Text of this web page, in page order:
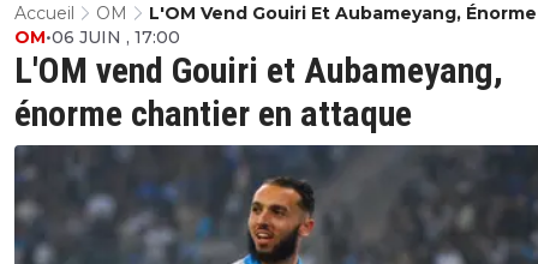
Accueil OM
L'OM Vend Gouiri Et Aubameyang, Énorme
Chantier En Attaque
L'OM vend Gouiri et Aubameyang,
énorme chantier en attaque
OM•06 JUIN , 17:00